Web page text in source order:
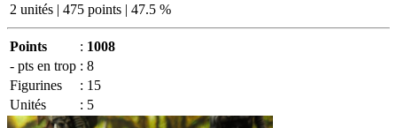
2 unités | 475 points | 47.5 %
Points : 1008
- pts en trop : 8
Figurines
: 15
Unités
: 5